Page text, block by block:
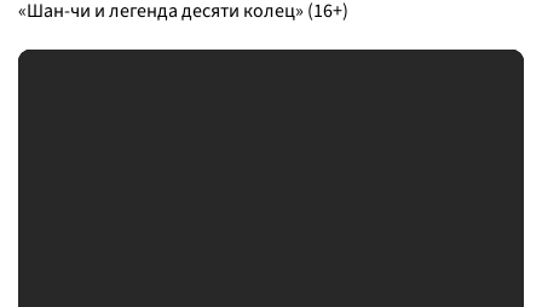
«Шан-чи и легенда десяти колец» (16+)